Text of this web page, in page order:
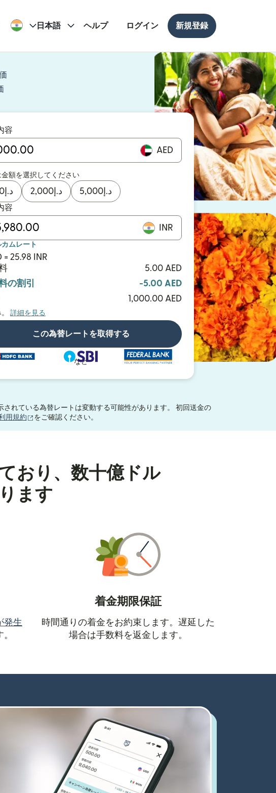
日本語 ヘルプ ログイン 新規登録
（別ウィンドウで開きます）
（別ウィンドウで開きます）
容
AED
金額を選択してください
د.إ د.إ 2,000 د.إ 5,000
容
INR
カムレート
= 25.98 INR
5.00 AED
の割引
-5.00 AED
1,000.00 AED
詳細を見る
この為替レートを取得する
など
れている為替レートは変動する可能性があります。 初回送金の
用規約 （別ウィンドウで開きます）
をご確認ください。
おり、数十億ドル
ます
発生
着金期限保証
時間通りの着金をお約束します。遅延した
場合は手数料を返金します。